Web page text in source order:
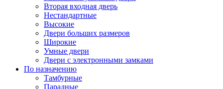
Вторая входная дверь
Нестандартные
Высокие
Двери больших размеров
Широкие
Умные двери
Двери с электронными замками
По назначению
Тамбурные
Парадные